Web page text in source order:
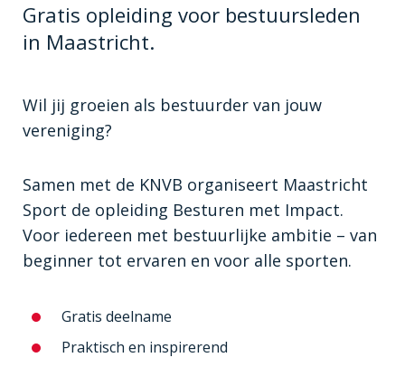
Gratis opleiding voor bestuursleden
in Maastricht.
Wil jij groeien als bestuurder van jouw
vereniging?
Samen met de KNVB organiseert Maastricht
Sport de opleiding Besturen met Impact.
Voor iedereen met bestuurlijke ambitie – van
beginner tot ervaren en voor alle sporten.
Gratis deelname
Praktisch en inspirerend